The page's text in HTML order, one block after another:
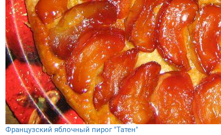
Французский яблочный пирог "Татен"